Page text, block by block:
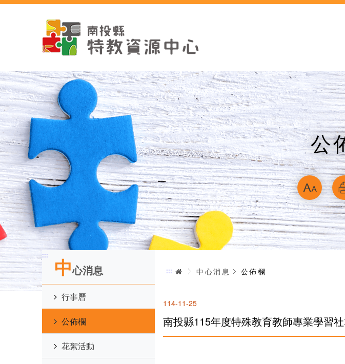
跳
公
中心消息
:::
行事曆
公佈欄
花絮活動
::: 首頁中心消息 公佈欄
114-11-25
南投縣115年度特殊教育教師專業學習